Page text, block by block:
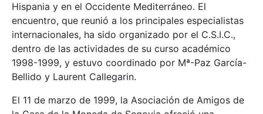
Hispania y en el Occidente Mediterráneo. El
encuentro, que reunió a los principales especialistas
internacionales, ha sido organizado por el C.S.I.C.,
dentro de las actividades de su curso académico
1998-1999, y estuvo coordinado por Mª-Paz García-
Bellido y Laurent Callegarin.
El 11 de marzo de 1999, la Asociación de Amigos de